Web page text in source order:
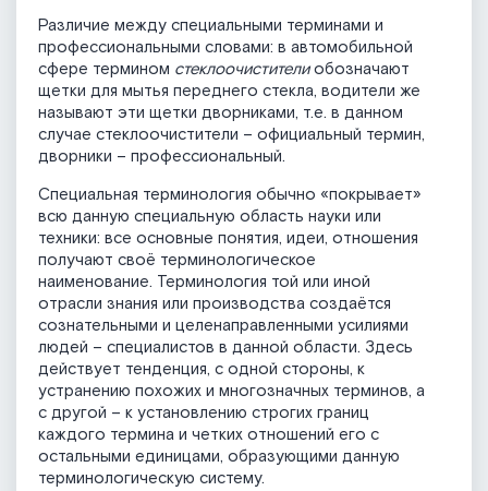
Различие между специальными терминами и
профессиональными словами: в автомобильной
сфере термином стеклоочистителиобозначают
щетки для мытья переднего стекла, водители же
называют эти щетки дворниками, т.е. в данном
случае стеклоочистители – официальный термин,
дворники – профессиональный.
Специальная терминология обычно «покрывает»
всю данную специальную область науки или
техники: все основные понятия, идеи, отношения
получают своё терминологическое
наименование. Терминология той или иной
отрасли знания или производства создаётся
сознательными и целенаправленными усилиями
людей – специалистов в данной области. Здесь
действует тенденция, с одной стороны, к
устранению похожих и многозначных терминов, а
с другой – к установлению строгих границ
каждого термина и четких отношений его с
остальными единицами, образующими данную
терминологическую систему.